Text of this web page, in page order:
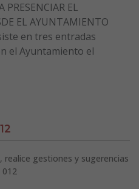
PRESENCIAR EL
EL AYUNTAMIENTO
en tres entradas
el Ayuntamiento el
realice gestiones y sugerencias
012